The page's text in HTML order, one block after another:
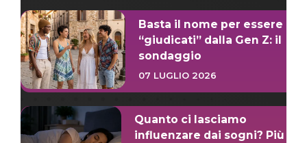
Basta il nome per essere
“giudicati” dalla Gen Z: il
sondaggio
07 LUGLIO 2026
Quanto ci lasciamo
influenzare dai sogni? Più